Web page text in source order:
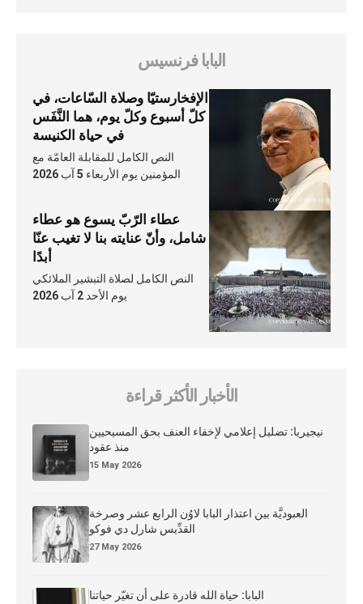
البابا فرنسيس
الإفخارستيّا وصلاة السّاعات، في
كلّ أسبوع وكلّ يوم، هما النَّفَس
في حياة الكنيسة
النص الكامل للمقابلة العامّة مع
المؤمنين يوم الأربعاء 5 آب 2026
عطاء الرّبّ يسوع هو عطاء
شامل، وأنّ عنايته بنا لا تغيب عنّا
أبدًا
النص الكامل لصلاة التبشير الملائكي
يوم الأحد 2 آب 2026
الأخبار الأكثر قراءة
نيجيريا: تضليل إعلامي لإخفاء العنف بحق المسيحيين
منذ عقود
15 May 2026
العبوديَّة بين اعتذار البابا لاوُن الرابع عشر وصرخة
القدِّيس شارل دي فوكو
27 May 2026
البابا: حياة الله قادرة على أن تغيّر حياتنا